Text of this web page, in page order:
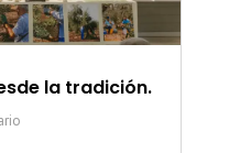
la tradición.